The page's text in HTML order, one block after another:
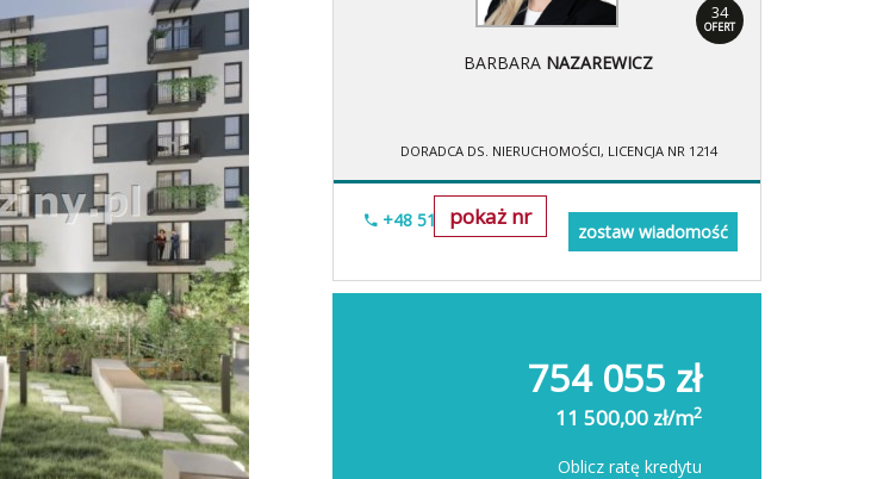
34
OFERT
BARBARA NAZAREWICZ
DORADCA DS. NIERUCHOMOŚCI, LICENCJA NR 1214
pokaż nr
+48 515-634-552
zostaw wiadomość
754 055 zł
11 500,00 zł/m2
Oblicz ratę kredytu